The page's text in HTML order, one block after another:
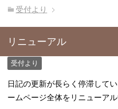
受付より
リニューアル
受付より
日記の更新が長らく停滞して
ームページ全体をリニューア